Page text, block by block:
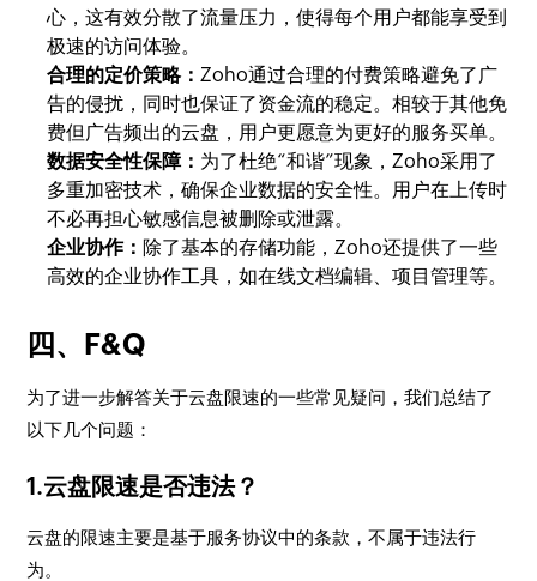
心，这有效分散了流量压力，使得每个用户都能享受到
极速的访问体验。
合理的定价策略：Zoho通过合理的付费策略避免了广
告的侵扰，同时也保证了资金流的稳定。相较于其他免
费但广告频出的云盘，用户更愿意为更好的服务买单。
数据安全性保障： 为了杜绝“和谐”现象，Zoho采用了
多重加密技术，确保企业数据的安全性。用户在上传时
不必再担心敏感信息被删除或泄露。
企业协作： 除了基本的存储功能，Zoho还提供了一些
高效的企业协作工具，如在线文档编辑、项目管理等。
四、F&Q
为了进一步解答关于云盘限速的一些常见疑问，我们总结了
以下几个问题：
1.云盘限速是否违法？
云盘的限速主要是基于服务协议中的条款，不属于违法行
为。